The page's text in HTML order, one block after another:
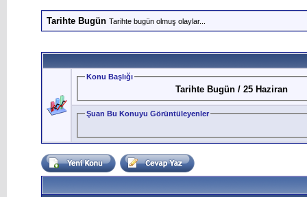
Tarihte Bugün Tarihte bugün olmuş olaylar...
Konu Başlığı
Tarihte Bugün / 25 Haziran
Şuan Bu Konuyu Görüntüleyenler